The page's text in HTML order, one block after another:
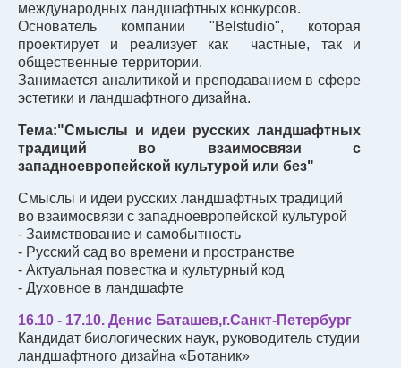
международных ландшафтных конкурсов.
Основатель компании "Belstudio", которая
проектирует и реализует как частные, так и
общественные территории.
Занимается аналитикой и преподаванием в сфере
эстетики и ландшафтного дизайна.
Тема:"Смыслы и идеи русских ландшафтных
традиций во взаимосвязи с
западноевропейской культурой или без"
Смыслы и идеи русских ландшафтных традиций
во взаимосвязи с западноевропейской культурой
- Заимствование и самобытность
- Русский сад во времени и пространстве
- Актуальная повестка и культурный код
- Духовное в ландшафте
16.10 - 17.10. Денис Баташев,г.Санкт-Петербург
Кандидат биологических наук, руководитель студии
ландшафтного дизайна «Ботаник»